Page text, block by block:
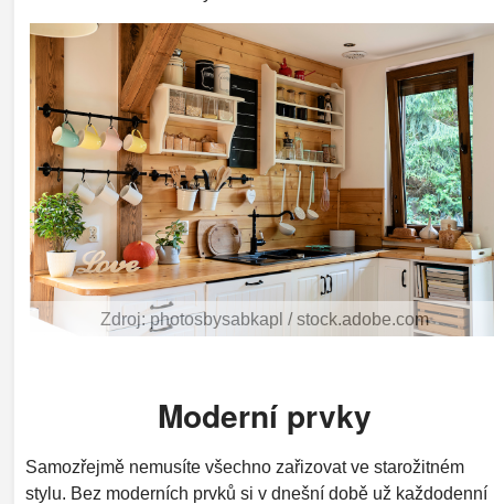
Zdroj: photosbysabkapl / stock.adobe.com
Moderní prvky
Samozřejmě nemusíte všechno zařizovat ve starožitném
stylu. Bez moderních prvků si v dnešní době už každodenní